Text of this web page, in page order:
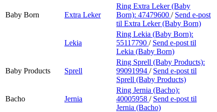
Baby Born Extra Leker
Ring Extra Leker (Baby
Born): 47479600 / Send e-post
til Extra Leker (Baby Born)
Lekia
Ring Lekia (Baby Born):
55117790 / Send e-post til
Lekia (Baby Born)
Baby Products Sprell
Ring Sprell (Baby Products):
99091994 / Send e-post til
Sprell (Baby Products)
Bacho Jernia
Ring Jernia (Bacho):
40005958 / Send e-post til
Jernia (Bacho)